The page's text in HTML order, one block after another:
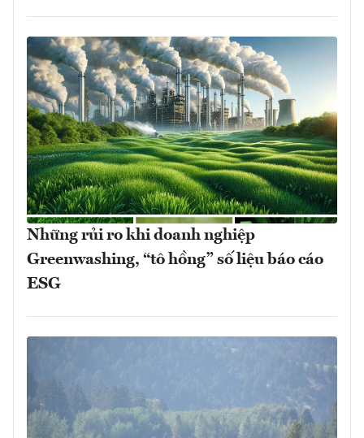
Những rủi ro khi doanh nghiệp
Greenwashing, “tô hồng” số liệu báo cáo
ESG